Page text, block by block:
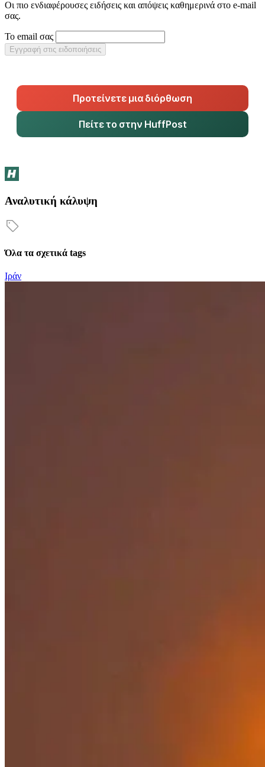
Οι πιο ενδιαφέρουσες ειδήσεις και απόψεις καθημερινά στο e-mail
σας.
Το email σας
Εγγραφή στις ειδοποιήσεις
Προτείνετε μια διόρθωση
Πείτε το στην HuffPost
Αναλυτική κάλυψη
Όλα τα σχετικά tags
Ιράν